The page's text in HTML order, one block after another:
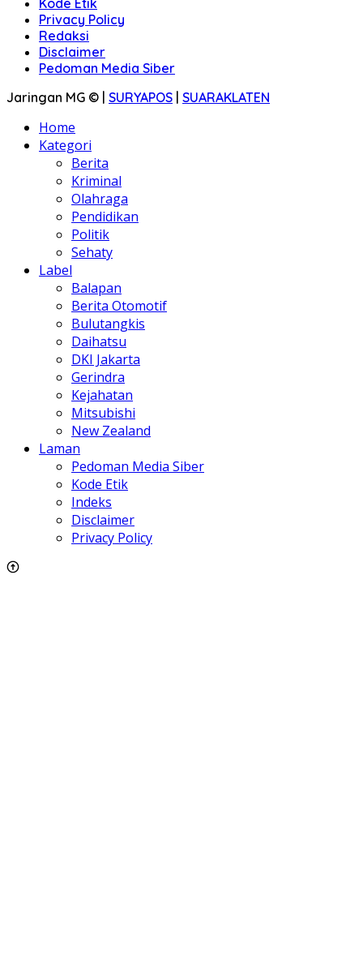
Privacy Policy
Redaksi
Disclaimer
Pedoman Media Siber
Jaringan MG © | SURYAPOS | SUARAKLATEN
Home
Kategori
Berita
Kriminal
Olahraga
Pendidikan
Politik
Sehaty
Label
Balapan
Berita Otomotif
Bulutangkis
Daihatsu
DKI Jakarta
Gerindra
Kejahatan
Mitsubishi
New Zealand
Laman
Pedoman Media Siber
Kode Etik
Indeks
Disclaimer
Privacy Policy